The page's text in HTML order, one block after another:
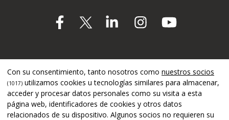
Con su consentimiento, tanto nosotros como nuestros socios
(1017) utilizamos cookies u tecnologías similares para almacenar,
acceder y procesar datos personales como su visita a esta
página web, identificadores de cookies y otros datos
relacionados de su dispositivo. Algunos socios no requieren su